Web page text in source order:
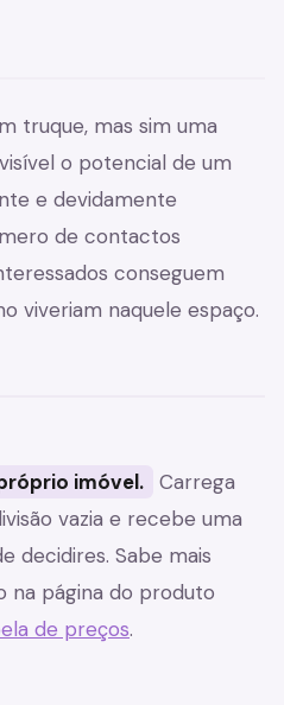
truque, mas sim uma
o potencial de um
e devidamente
de contactos
conseguem
viveriam naquele espaço.
imóvel. Carrega
vazia e recebe uma
decidires. Sabe mais
na página do produto
de preços.